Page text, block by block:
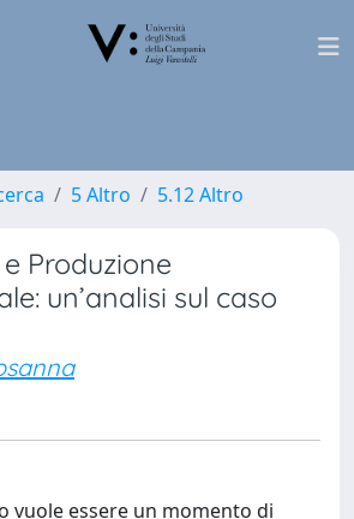
5 Altro 5.12 Altro
Produzione
un’analisi sul caso
vuole essere un momento di